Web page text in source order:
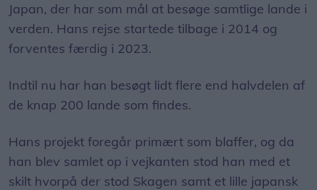
Japan, der har som mål at besøge samtlige lande i
verden. Hans rejse startede tilbage i 2014 og
forventes færdig i 2023.
Indtil nu har han besøgt lidt flere end halvdelen af
de knap 200 lande som findes.
Hans projekt foregår primært som blaffer, og da
han blev samlet op i vejkanten stod han med et
skilt hvorpå der stod Skagen samt et lille japansk